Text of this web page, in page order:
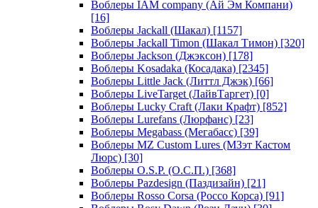
Воблеры IAM company (Ай Эм Компани)
[16]
Воблеры Jackall (Шакал) [1157]
Воблеры Jackall Timon (Шакал Тимон) [320]
Воблеры Jackson (Джэксон) [178]
Воблеры Kosadaka (Косадака) [2345]
Воблеры Little Jack (Литтл Джэк) [66]
Воблеры LiveTarget (ЛайвТаргет) [0]
Воблеры Lucky Craft (Лаки Крафт) [852]
Воблеры Lurefans (Люрфанс) [23]
Воблеры Megabass (Мегабасс) [39]
Воблеры MZ Custom Lures (МЗэт Кастом
Люрс) [30]
Воблеры O.S.P. (О.С.П.) [368]
Воблеры Pazdesign (Паздизайн) [21]
Воблеры Rosso Corsa (Россо Корса) [91]